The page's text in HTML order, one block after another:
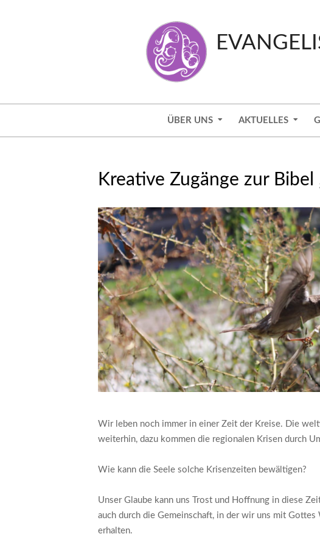
ÜBER UNS AKTUELLES
Kreative Zugänge zur Bibel
Wir leben noch immer in einer Zeit der Kreise. Die
weiterhin, dazu kommen die regionalen Krisen durch
Wie kann die Seele solche Krisenzeiten bewältigen?
Unser Glaube kann uns Trost und Hoffnung in diese
auch durch die Gemeinschaft, in der wir uns mit
erhalten.